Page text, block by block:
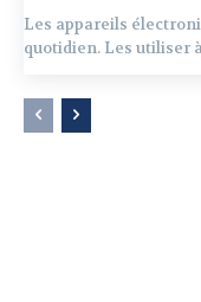
Les appareils
quotidien. Les utiliser